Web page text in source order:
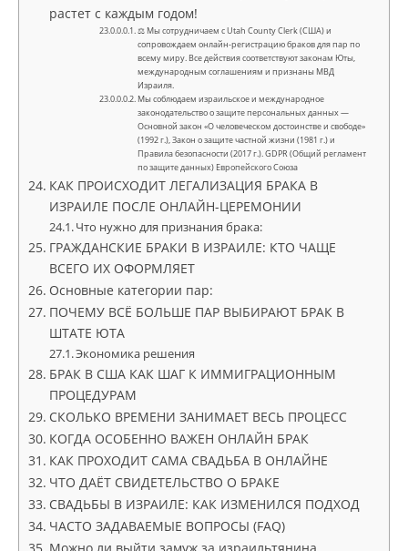
растет с каждым годом!
⚖ Мы сотрудничаем с Utah County Clerk (США) и
сопровождаем онлайн-регистрацию браков для пар по
всему миру. Все действия соответствуют законам Юты,
международным соглашениям и признаны МВД
Израиля.
Мы соблюдаем израильское и международное
законодательство о защите персональных данных —
Основной закон «О человеческом достоинстве и свободе»
(1992 г.), Закон о защите частной жизни (1981 г.) и
Правила безопасности (2017 г.). GDPR (Общий регламент
по защите данных) Европейского Союза
КАК ПРОИСХОДИТ ЛЕГАЛИЗАЦИЯ БРАКА В
ИЗРАИЛЕ ПОСЛЕ ОНЛАЙН-ЦЕРЕМОНИИ
Что нужно для признания брака:
ГРАЖДАНСКИЕ БРАКИ В ИЗРАИЛЕ: КТО ЧАЩЕ
ВСЕГО ИХ ОФОРМЛЯЕТ
Основные категории пар:
ПОЧЕМУ ВСЁ БОЛЬШЕ ПАР ВЫБИРАЮТ БРАК В
ШТАТЕ ЮТА
Экономика решения
БРАК В США КАК ШАГ К ИММИГРАЦИОННЫМ
ПРОЦЕДУРАМ
СКОЛЬКО ВРЕМЕНИ ЗАНИМАЕТ ВЕСЬ ПРОЦЕСС
КОГДА ОСОБЕННО ВАЖЕН ОНЛАЙН БРАК
КАК ПРОХОДИТ САМА СВАДЬБА В ОНЛАЙНЕ
ЧТО ДАЁТ СВИДЕТЕЛЬСТВО О БРАКЕ
СВАДЬБЫ В ИЗРАИЛЕ: КАК ИЗМЕНИЛСЯ ПОДХОД
ЧАСТО ЗАДАВАЕМЫЕ ВОПРОСЫ (FAQ)